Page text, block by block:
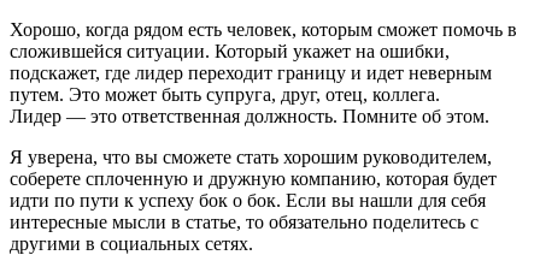
Хорошо, когда рядом есть человек, которым сможет помочь в
сложившейся ситуации. Который укажет на ошибки,
подскажет, где лидер переходит границу и идет неверным
путем. Это может быть супруга, друг, отец, коллега.
Лидер — это ответственная должность. Помните об этом.
Я уверена, что вы сможете стать хорошим руководителем,
соберете сплоченную и дружную компанию, которая будет
идти по пути к успеху бок о бок. Если вы нашли для себя
интересные мысли в статье, то обязательно поделитесь с
другими в социальных сетях.